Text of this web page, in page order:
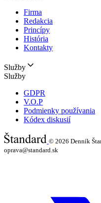
Firma
Redakcia
Princípy
História
Kontakty
Služby
Služby
GDPR
V.O.P
Podmienky používania
Kódex diskusií
© 2026 Denník
oprava@standard.sk